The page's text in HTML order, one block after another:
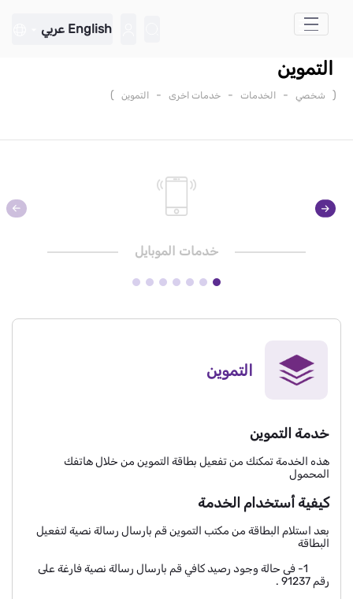
تخطي إلى المحتوى الرئيسي
English عربي
التموين
( شخصي - الخدمات - خدمات اخرى - التموين )
خدمات الموبايل
التموين
خدمة التموين
هذه الخدمة تمكنك من تفعيل بطاقة التموين من خلال هاتفك
المحمول
كيفية أستخدام الخدمة
بعد استلام البطاقة من مكتب التموين قم بارسال رسالة نصية لتفعيل
البطاقة
1- فى حالة وجود رصيد كافي قم بارسال رسالة نصية فارغة على
رقم 91237 .